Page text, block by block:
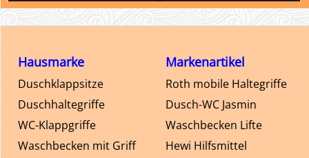
Design von Promed
Markenartikel
Roth mobile Haltegriffe
Dusch-WC Jasmin
Waschbecken Lifte
Hewi Hilfsmittel
Hausmarke
Duschklappsitze
Duschhaltegriffe
WC-Klappgriffe
Waschbecken mit Griff